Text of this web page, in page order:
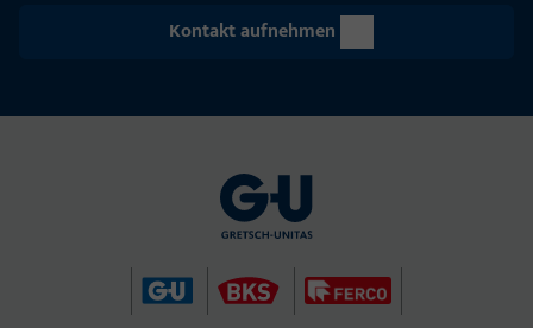
Kontakt aufnehmen